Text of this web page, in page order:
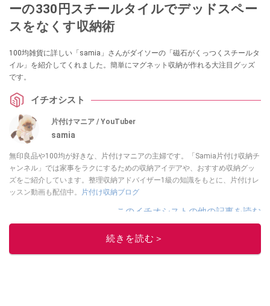
ーの330円スチールタイルでデッドスペー
スをなくす収納術
100均雑貨に詳しい「samia」さんがダイソーの「磁石がくっつくスチールタ
イル」を紹介してくれました。簡単にマグネット収納が作れる大注目グッズ
です。
イチオシスト
片付けマニア / YouTuber
samia
無印良品や100均が好きな、片付けマニアの主婦です。「Samia片付け収納チ
ャンネル」では家事をラクにするための収納アイデアや、おすすめ収納グッ
ズをご紹介しています。整理収納アドバイザー1級の知識をもとに、片付けレ
ッスン動画も配信中。
片付け収納ブログ
このイチオシストの他の記事を読む
続きを読む＞